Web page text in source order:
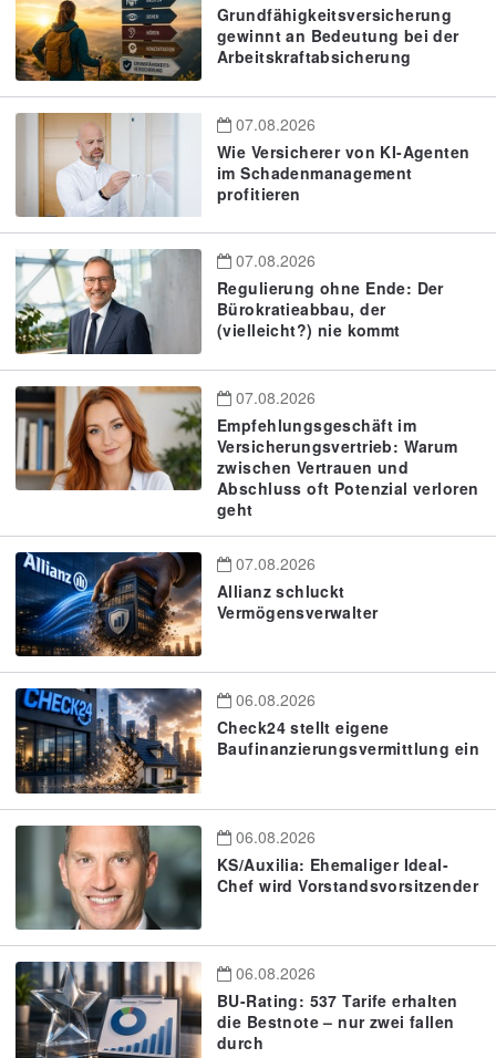
Grundfähigkeitsversicherung
gewinnt an Bedeutung bei der
Arbeitskraftabsicherung
07.08.2026
Wie Versicherer von KI-Agenten
im Schadenmanagement
profitieren
07.08.2026
Regulierung ohne Ende: Der
Bürokratieabbau, der
(vielleicht?) nie kommt
07.08.2026
Empfehlungsgeschäft im
Versicherungsvertrieb: Warum
zwischen Vertrauen und
Abschluss oft Potenzial verloren
geht
07.08.2026
Allianz schluckt
Vermögensverwalter
06.08.2026
Check24 stellt eigene
Baufinanzierungsvermittlung ein
06.08.2026
KS/Auxilia: Ehemaliger Ideal-
Chef wird Vorstandsvorsitzender
06.08.2026
BU-Rating: 537 Tarife erhalten
die Bestnote – nur zwei fallen
durch